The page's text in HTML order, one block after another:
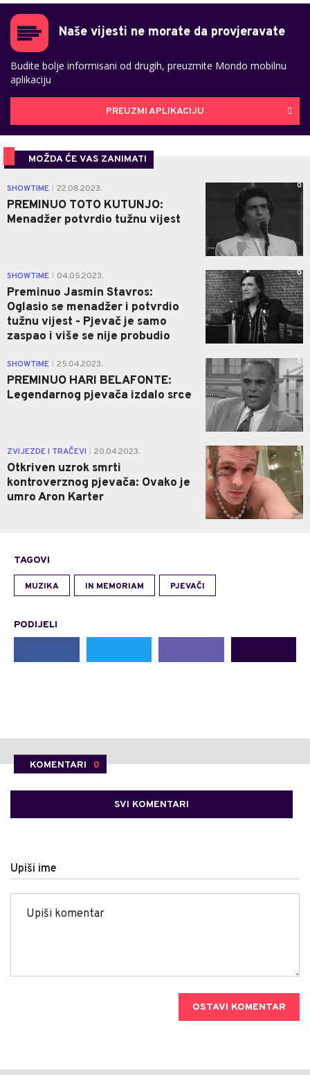
Naše vijesti ne morate da provjeravate
Budite bolje informisani od drugih, preuzmite Mondo mobilnu
aplikaciju
PREUZMI APLIKACIJU
MOŽDA ĆE VAS ZANIMATI
SHOWTIME 22.08.2023.
PREMINUO TOTO KUTUNJO:
Menadžer potvrdio tužnu vijest
0
SHOWTIME 04.05.2023.
Preminuo Jasmin Stavros:
Oglasio se menadžer i potvrdio
tužnu vijest - Pjevač je samo
zaspao i više se nije probudio
0
SHOWTIME 25.04.2023.
PREMINUO HARI BELAFONTE:
Legendarnog pjevača izdalo srce
0
ZVIJEZDE I TRAČEVI 20.04.2023.
Otkriven uzrok smrti
kontroverznog pjevača: Ovako je
umro Aron Karter
0
TAGOVI
MUZIKA IN MEMORIAM PJEVAČI
PODIJELI
KOMENTARI 0
SVI KOMENTARI
Upiši ime
OSTAVI KOMENTAR